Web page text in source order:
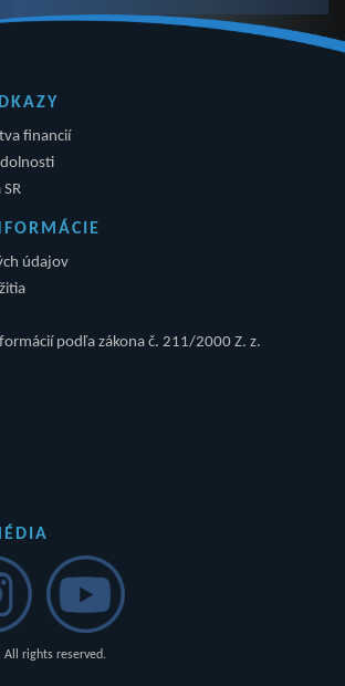
financií
údajov
podľa zákona č. 211/2000 Z. z.
All rights reserved.